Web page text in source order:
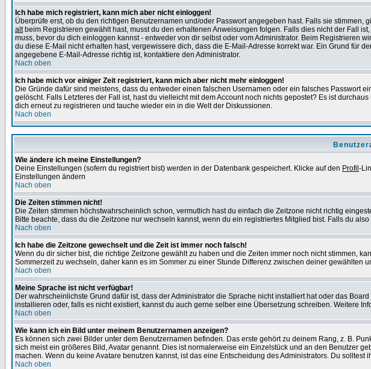
Ich habe mich registriert, kann mich aber nicht einloggen!
Überprüfe erst, ob du den richtigen Benutzernamen und/oder Passwort angegeben hast. Falls sie
altbeim Registrieren gewählt hast, musst du den erhaltenen Anweisungen folgen. Falls dies nicht der Fall
muss, bevor du dich einloggen kannst - entweder von dir selbst oder vom Administrator. Beim Registrieren
du diese E-Mail nicht erhalten hast, vergewissere dich, dass die E-Mail-Adresse korrekt war. Ein Grund für
angegebene E-Mail-Adresse richtig ist, kontaktiere den Administrator.
Nach oben
Ich habe mich vor einiger Zeit registriert, kann mich aber nicht mehr einloggen!
Die Gründe dafür sind meistens, dass du entweder einen falschen Usernamen oder ein falsches Passwort
gelöscht. Falls Letzteres der Fall ist, hast du vielleicht mit dem Account noch nichts gepostet? Es ist
dich erneut zu registrieren und tauche wieder ein in die Welt der Diskussionen.
Nach oben
Wie ändere ich meine Einstellungen?
Deine Einstellungen (sofern du registriert bist) werden in der Datenbank gespeichert. Klicke auf den Profil -
Einstellungen ändern
Nach oben
Die Zeiten stimmen nicht!
Die Zeiten stimmen höchstwahrscheinlich schon, vermutlich hast du einfach die Zeitzone nicht richtig
Bitte beachte, dass du die Zeitzone nur wechseln kannst, wenn du ein registriertes Mitglied bist. Falls du
Nach oben
Ich habe die Zeitzone gewechselt und die Zeit ist immer noch falsch!
Wenn du dir sicher bist, die richtige Zeitzone gewählt zu haben und die Zeiten immer noch nicht stimmen,
Sommerzeit zu wechseln, daher kann es im Sommer zu einer Stunde Differenz zwischen deiner gewählten
Nach oben
Meine Sprache ist nicht verfügbar!
Der wahrscheinlichste Grund dafür ist, dass der Administrator die Sprache nicht installiert hat oder das
installieren oder, falls es nicht existiert, kannst du auch gerne selber eine Übersetzung schreiben. Weitere
Nach oben
Wie kann ich ein Bild unter meinem Benutzernamen anzeigen?
Es können sich zwei Bilder unter dem Benutzernamen befinden. Das erste gehört zu deinem Rang, z. B.
sich meist ein größeres Bild, Avatar genannt. Dies ist normalerweise ein Einzelstück und an den Benutzer
machen. Wenn du keine Avatare benutzen kannst, ist das eine Entscheidung des Administrators. Du
Nach oben